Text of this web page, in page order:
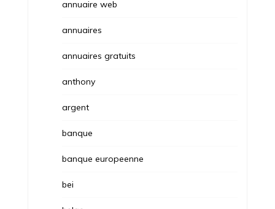
annuaire web
annuaires
annuaires gratuits
anthony
argent
banque
banque europeenne
bei